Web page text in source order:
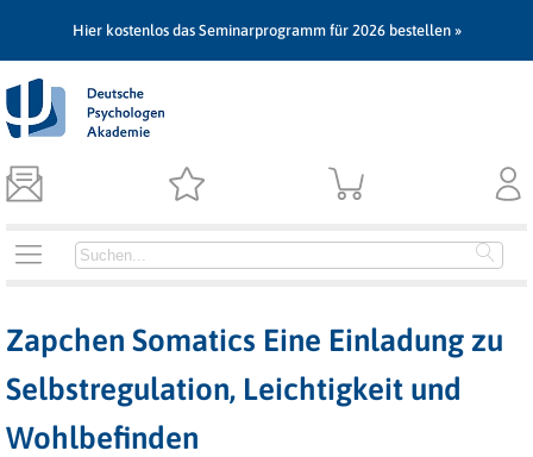
Hier kostenlos das Seminarprogramm für 2026 bestellen »
Zapchen Somatics Eine Einladung zu
Selbstregulation, Leichtigkeit und
Wohlbefinden